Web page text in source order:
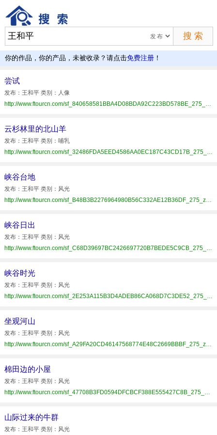
你的作品，你的产品，未被收录？请点击免费注册 ！
尝试
发布：王和平 类别：人像
http://www.ftourcn.com/sf_840658581BBA4D08BDA92C223BD578BE_275_zrzz.html
云杉林里的北山羊
发布：王和平 类别：哺乳
http://www.ftourcn.com/sf_32486FDA5EED4586AA0EC187C43CD17B_275_zrzz.html
峡谷台地
发布：王和平 类别：风光
http://www.ftourcn.com/sf_B48B3B2276964980B56C332AE12B36DF_275_zrzz.html
峡谷日出
发布：王和平 类别：风光
http://www.ftourcn.com/sf_C68D39697BC2426697720B7BEDE5C9CB_275_zrzz.html
峡谷时光
发布：王和平 类别：风光
http://www.ftourcn.com/sf_2E253A115B3D4ADEB86CA068D7C3DE52_275_zrzz.html
坐观河山
发布：王和平 类别：风光
http://www.ftourcn.com/sf_A29FA20CD46147568774E48C2669BBBF_275_zrzz.html
棉田边的小屋
发布：王和平 类别：风光
http://www.ftourcn.com/sf_47708B3FD0594DFCBCF388E555427C8B_275_zrzz.html
山际过来的牛群
发布：王和平 类别：风光